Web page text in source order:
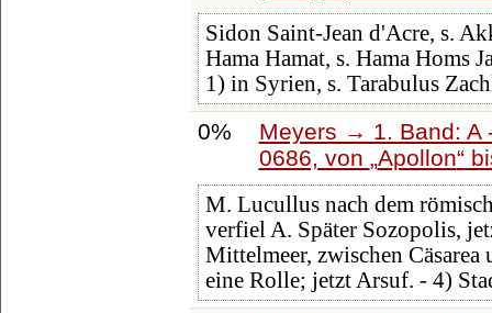
Sidon Saint-Jean d'Acre, s.
Hama Hamat, s. Hama Homs
1) in Syrien, s. Tarabulus
0%
Meyers → 1. Band: A
0686, von Apollon
M. Lucullus nach dem
verfiel A. Später Sozopolis,
Mittelmeer, zwischen Cäsarea
eine Rolle; jetzt Arsuf. - 4)